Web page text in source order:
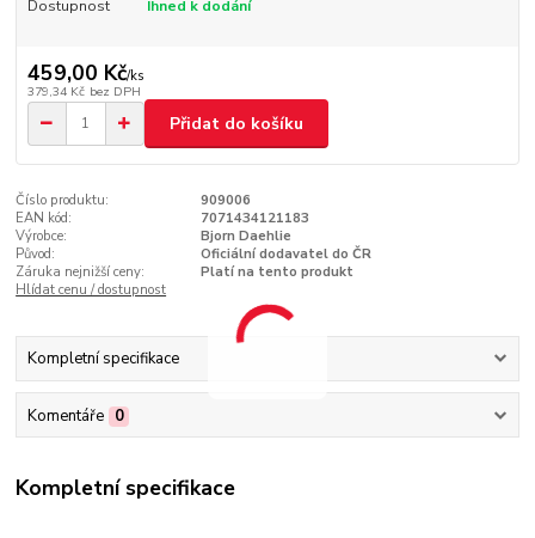
Dostupnost Ihned k dodání
459,00 Kč/ks
379,34 Kč bez DPH
Přidat do košíku
Číslo produktu:
909006
EAN kód:
7071434121183
Výrobce:
Bjorn Daehlie
Původ:
Oficiální dodavatel do ČR
Záruka nejnižší ceny:
Platí na tento produkt
Hlídat cenu / dostupnost
Kompletní specifikace
Komentáře 0
Kompletní specifikace